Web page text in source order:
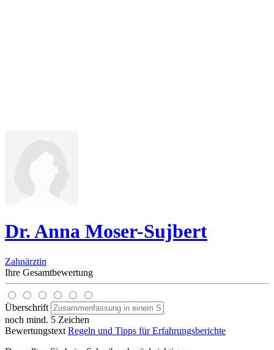
Dr. Anna Moser-Sujbert
Zahnärztin
Ihre Gesamtbewertung
Überschrift
noch mind. 5 Zeichen
Bewertungstext Regeln und Tipps für Erfahrungsberichte